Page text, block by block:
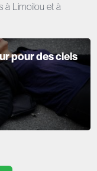
à Limoilou et à
pour des ciels